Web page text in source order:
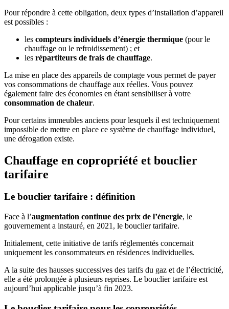
Pour répondre à cette obligation, deux types d’installation d’appareil
est possibles :
les compteurs individuels d’énergie thermique (pour le
chauffage ou le refroidissement) ; et
les répartiteurs de frais de chauffage.
La mise en place des appareils de comptage vous permet de payer
vos consommations de chauffage aux réelles. Vous pouvez
également faire des économies en étant sensibiliser à votre
consommation de chaleur.
Pour certains immeubles anciens pour lesquels il est techniquement
impossible de mettre en place ce système de chauffage individuel,
une dérogation existe.
Chauffage en copropriété et bouclier
tarifaire
Le bouclier tarifaire : définition
Face à l’augmentation continue des prix de l’énergie, le
gouvernement a instauré, en 2021, le bouclier tarifaire.
Initialement, cette initiative de tarifs réglementés concernait
uniquement les consommateurs en résidences individuelles.
A la suite des hausses successives des tarifs du gaz et de l’électricité,
elle a été prolongée à plusieurs reprises. Le bouclier tarifaire est
aujourd’hui applicable jusqu’à fin 2023.